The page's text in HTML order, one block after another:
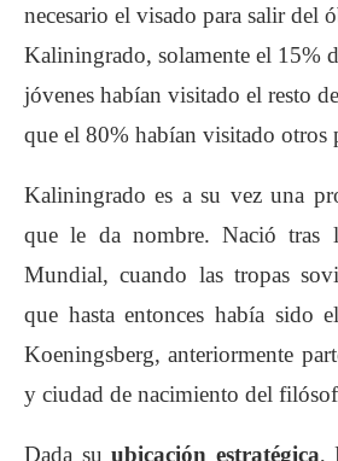
necesario el visado para salir del
Kaliningrado, solamente el 15%
jóvenes habían visitado el resto
que el 80% habían visitado otros
Kaliningrado es a su vez una
que le da nombre. Nació tras
Mundial, cuando las tropas
que hasta entonces había sido
Koeningsberg, anteriormente
y ciudad de nacimiento del
Dada su ubicación estratégica,